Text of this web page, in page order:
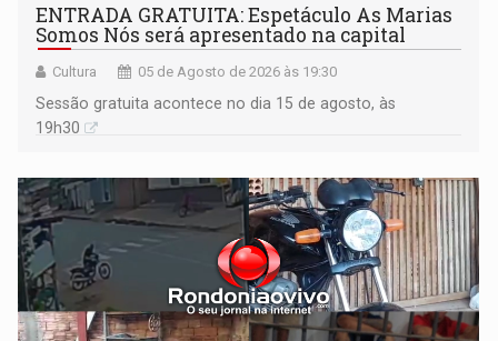
ENTRADA GRATUITA: Espetáculo As Marias
Somos Nós será apresentado na capital
Cultura 05 de Agosto de 2026 às 19:30
Sessão gratuita acontece no dia 15 de agosto, às
19h30